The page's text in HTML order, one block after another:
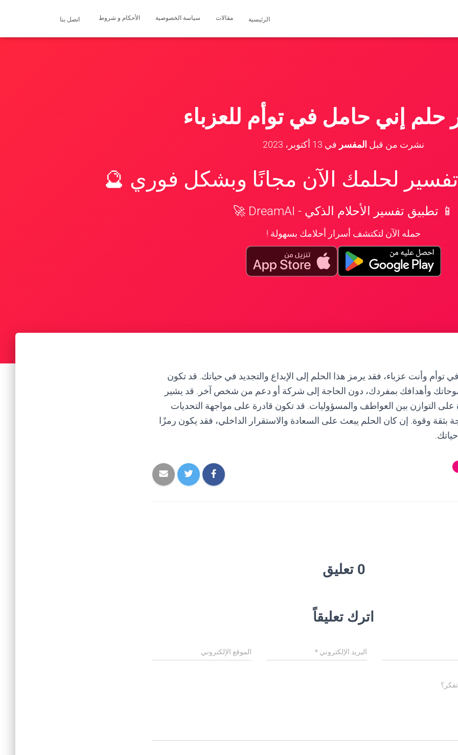
الرئيسية مقالات سياسة الخصوصية الأحكام و شروط اتصل بنا
حلم إني حامل في توأم للعزباء
نشرت من قبل المفسر في 13 أكتوبر، 2023
لحلمك الآن مجانًا وبشكل فوري 🔮
📱 تطبيق تفسير الأحلام الذكي - DreamAI 🚀
حمله الآن لتكتشف أسرار أحلامك بسهولة !
توأم وأنت عزباء، فقد يرمز هذا الحلم إلى الإبداع والتجديد في حياتك. قد تكون
وأهدافك بمفردك، دون الحاجة إلى شركة أو دعم من شخص آخر. قد يشير
على التوازن بين العواطف والمسؤوليات. قد تكون قادرة على مواجهة التحديات
بثقة وقوة. إن كان الحلم يبعث على السعادة والاستقرار الداخلي، فقد يكون رمزًا
0 تعليق
اترك تعليقاً
البريد الإلكتروني* الموقع الإلكتروني